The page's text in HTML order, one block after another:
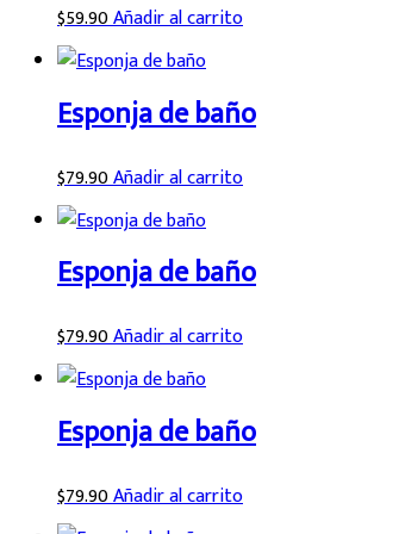
$59.90Añadir al carrito
Esponja de baño
$79.90Añadir al carrito
Esponja de baño
$79.90Añadir al carrito
Esponja de baño
$79.90Añadir al carrito